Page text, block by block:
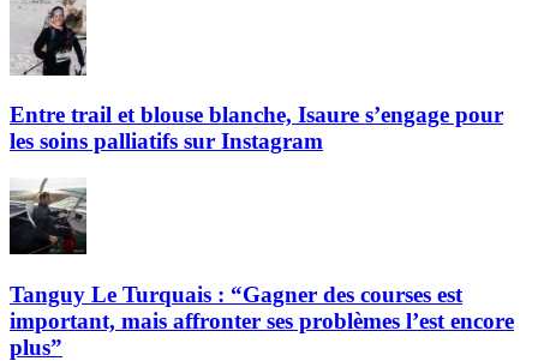
Entre trail et blouse blanche, Isaure s’engage pour
les soins palliatifs sur Instagram
Tanguy Le Turquais : “Gagner des courses est
important, mais affronter ses problèmes l’est encore
plus”